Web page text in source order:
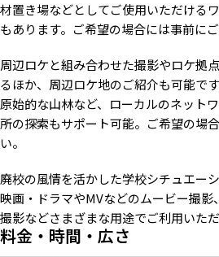
木で組まれたエントランス / 夏
校舎の奥には自然豊かな
続きます / 夏
などの撮影もおすすめ
要相談）
材置き場などとしてご使用いただける
もあります。ご希望の場合には事前にご
周辺ロケと組み合わせた撮影やロケ拠
るほか、周辺ロケ地のご紹介も可能で
原始的な山林など、ローカルのネット
所の探索もサポート可能。ご希望の場
い。
廃校の風情を活かした学校シチュエー
映画・ドラマやMVなどのムービー撮
撮影などさまざまな用途でご利用いただ
料金・時間・広さ